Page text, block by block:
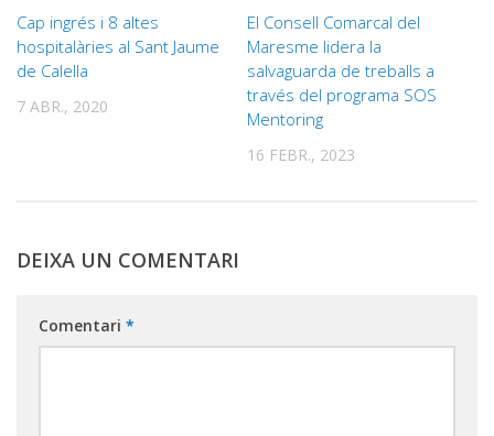
Cap ingrés i 8 altes
hospitalàries al Sant Jaume
de Calella
7 ABR., 2020
El Consell Comarcal del
Maresme lidera la
salvaguarda de treballs a
través del programa SOS
Mentoring
16 FEBR., 2023
DEIXA UN COMENTARI
Comentari *